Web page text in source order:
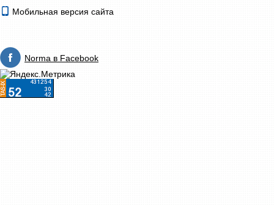
Мобильная версия сайта
Norma в Facebook